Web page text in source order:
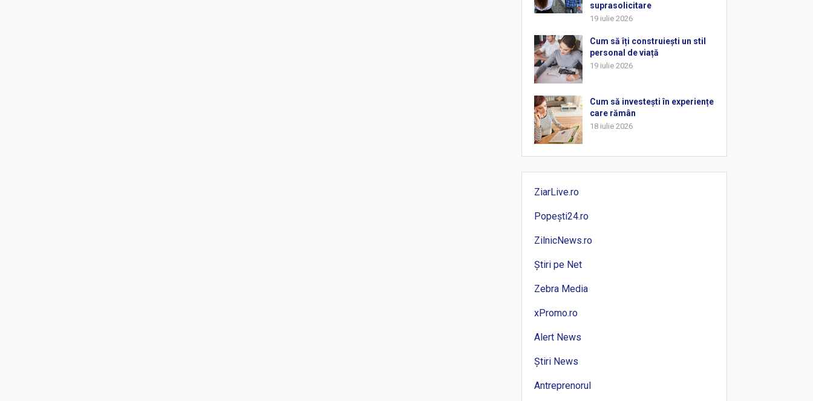
suprasolicitare
19 iulie 2026
Cum să îți construiești un stil
personal de viață
19 iulie 2026
Cum să investești în experiențe
care rămân
18 iulie 2026
ZiarLive.ro
Popești24.ro
ZilnicNews.ro
Știri pe Net
Zebra Media
xPromo.ro
Alert News
Știri News
Antreprenorul